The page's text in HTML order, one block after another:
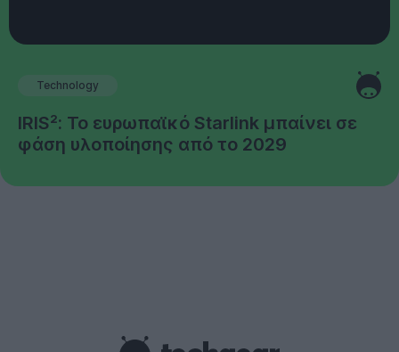
Technology
IRIS²: Το ευρωπαϊκό Starlink μπαίνει σε
φάση υλοποίησης από το 2029